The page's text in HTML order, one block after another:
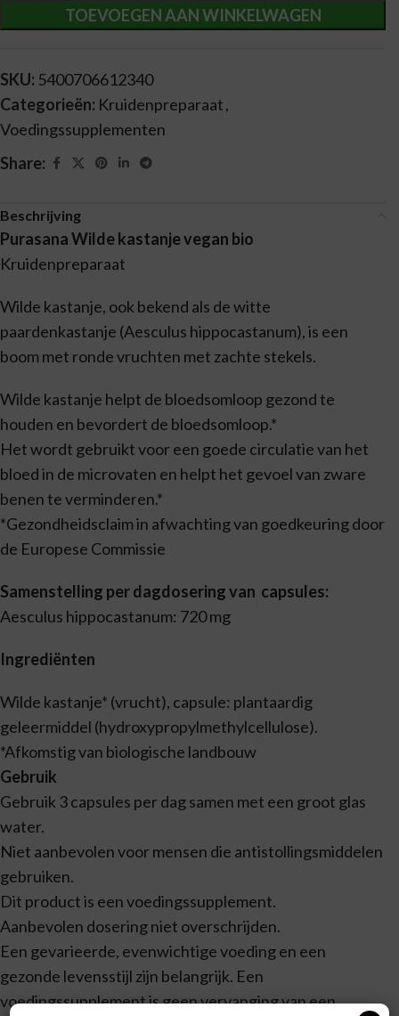
TOEVOEGEN AAN WINKELWAGEN
SKU: 5400706612340
Categorieën: Kruidenpreparaat,
Voedingssupplementen
Share:
Beschrijving
Purasana Wilde kastanje vegan bio
Kruidenpreparaat
Wilde kastanje, ook bekend als de witte
paardenkastanje (Aesculus hippocastanum), is een
boom met ronde vruchten met zachte stekels.
Wilde kastanje helpt de bloedsomloop gezond te
houden en bevordert de bloedsomloop.*
Het wordt gebruikt voor een goede circulatie van het
bloed in de microvaten en helpt het gevoel van zware
benen te verminderen.*
*Gezondheidsclaim in afwachting van goedkeuring door
de Europese Commissie
Samenstelling per dagdosering van capsules:
Aesculus hippocastanum: 720 mg
Ingrediënten
Wilde kastanje* (vrucht), capsule: plantaardig
geleermiddel (hydroxypropylmethylcellulose).
*Afkomstig van biologische landbouw
Gebruik
Gebruik 3 capsules per dag samen met een groot glas
water.
Niet aanbevolen voor mensen die antistollingsmiddelen
gebruiken.
Dit product is een voedingssupplement.
Aanbevolen dosering niet overschrijden.
Een gevarieerde, evenwichtige voeding en een
gezonde levensstijl zijn belangrijk. Een
voedingssupplement is geen vervanging van een